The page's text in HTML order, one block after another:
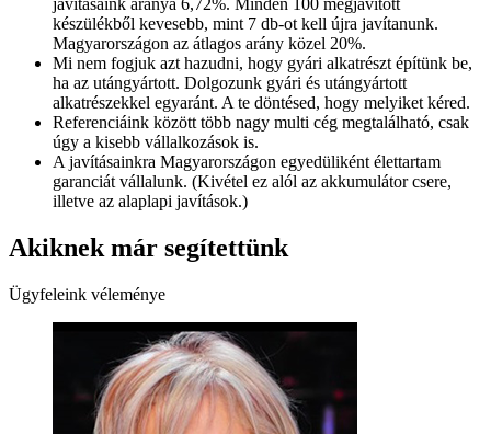
javításaink aránya 6,72%. Minden 100 megjavított
készülékből kevesebb, mint 7 db-ot kell újra javítanunk.
Magyarországon az átlagos arány közel 20%.
Mi nem fogjuk azt hazudni, hogy gyári alkatrészt építünk be,
ha az utángyártott. Dolgozunk gyári és utángyártott
alkatrészekkel egyaránt. A te döntésed, hogy melyiket kéred.
Referenciáink között több nagy multi cég megtalálható, csak
úgy a kisebb vállalkozások is.
A javításainkra Magyarországon egyedüliként élettartam
garanciát vállalunk. (Kivétel ez alól az akkumulátor csere,
illetve az alaplapi javítások.)
Akiknek már segítettünk
Ügyfeleink véleménye